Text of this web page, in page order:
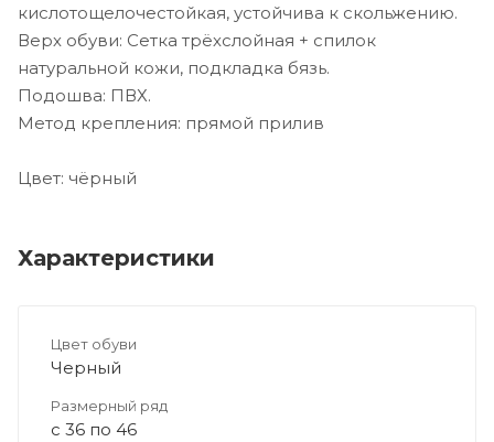
кислотощелочестойкая, устойчива к скольжению.
Верх обуви: Сетка трёхслойная + спилок
натуральной кожи, подкладка бязь.
Подошва: ПВХ.
Метод крепления: прямой прилив
Цвет: чёрный
Характеристики
Цвет обуви
Черный
Размерный ряд
с 36 по 46